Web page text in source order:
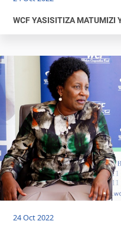
WCF YASISITIZA MATUMIZI
24 Oct 2022